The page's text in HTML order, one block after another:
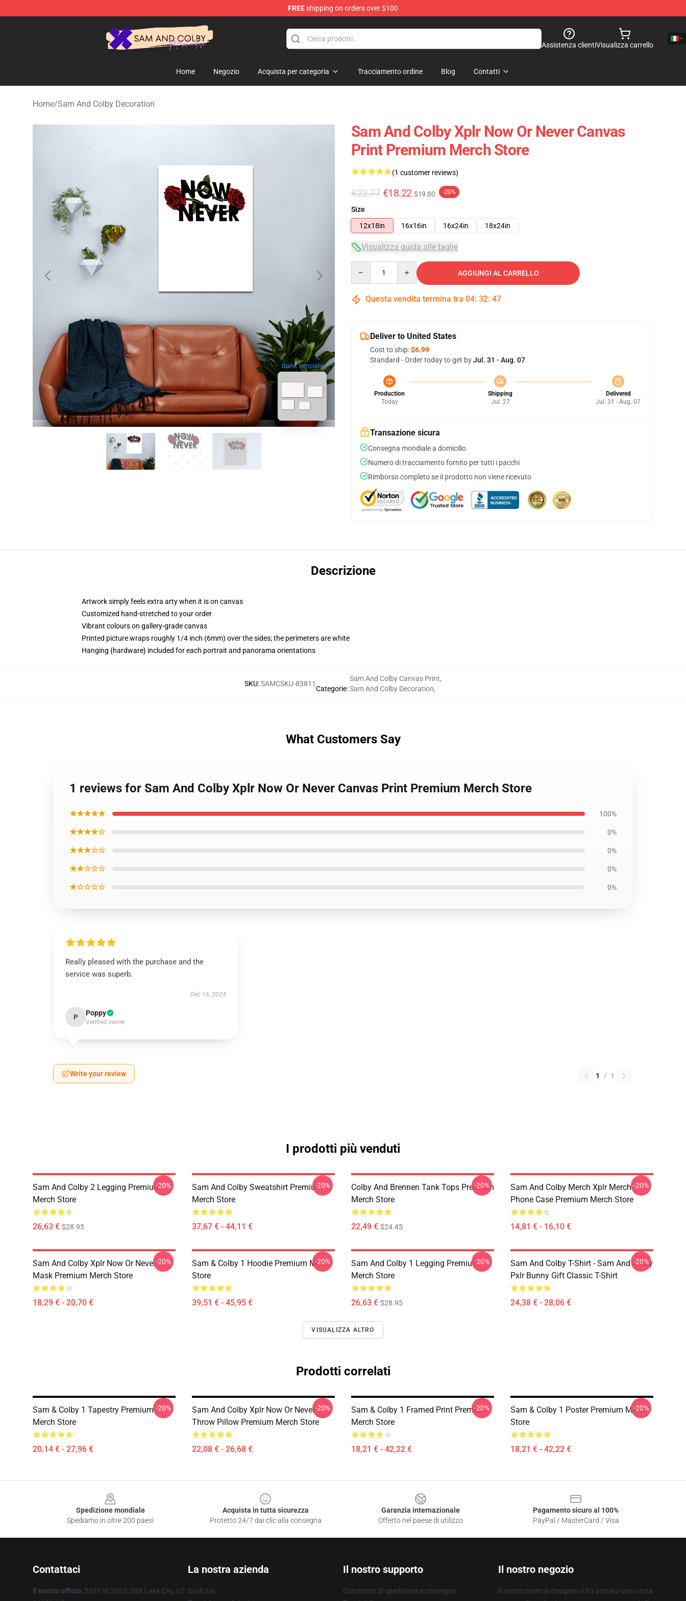
FREEshipping on orders over $100
Sam And Colby Shop - Official Sam And Colby Merchandise Store
Assistenza clientiVisualizza carrello
Home Negozio Acquista per categoria Tracciamento ordine Blog Contatti
Home/Sam And Colby Decoration
blank template
Sam And Colby Xplr Now Or Never Canvas
Print Premium Merch Store
(1 customer reviews)
€22.77 €18.22 $19.80 -20%
Size
12x18in
16x16in 16x24in 18x24in
Visualizza guida alle taglie
AGGIUNGI AL CARRELLO
Questa vendita termina tra 04: 32: 46
Deliver to United States
Cost to ship:$6.99
Standard - Order today to get byJul. 31 - Aug. 07
Production
Today
Shipping
Jul. 27
Delivered
Jul. 31 - Aug. 07
Transazione sicura
Consegna mondiale a domicilio
Numero di tracciamento fornito per tutti i pacchi
Rimborso completo se il prodotto non viene ricevuto
Descrizione
Artwork simply feels extra arty when it is on canvas
Customized hand-stretched to your order
Vibrant colours on gallery-grade canvas
Printed picture wraps roughly 1/4 inch (6mm) over the sides; the perimeters are white
Hanging {hardware} included for each portrait and panorama orientations
SKU:SAMCSKU-83811
Categorie:
Sam And Colby Canvas Print,
Sam And Colby Decoration,
What Customers Say
1 reviews for Sam And Colby Xplr Now Or Never Canvas Print Premium Merch Store
★★★★★ 100%
★★★★☆ 0%
★★★☆☆ 0%
★★☆☆☆ 0%
★☆☆☆☆ 0%
Really pleased with the purchase and the
service was superb.
Dec 16, 2024
P Poppy
Verified owner
Write your review 1 / 1
I prodotti più venduti
Sam And Colby 2 Legging Premium
Merch Store
26,63 € $28.95
-20%
Sam And Colby Sweatshirt Premium
Merch Store
37,67 € - 44,11 €
-20%
Colby And Brennen Tank Tops Premium
Merch Store
22,49 € $24.45
-20%
Sam And Colby Merch Xplr Merch
Phone Case Premium Merch Store
14,81 € - 16,10 €
-20%
Sam And Colby Xplr Now Or Never
Mask Premium Merch Store
18,29 € - 20,70 €
-20%
Sam & Colby 1 Hoodie Premium Merch
Store
39,51 € - 45,95 €
-20%
Sam And Colby 1 Legging Premium
Merch Store
26,63 € $28.95
-20%
Sam And Colby T-Shirt - Sam And Colby
Pxlr Bunny Gift Classic T-Shirt
24,38 € - 28,06 €
-20%
VISUALIZZA ALTRO
Prodotti correlati
Sam & Colby 1 Tapestry Premium
Merch Store
20,14 € - 27,96 €
-20%
Sam And Colby Xplr Now Or Never
Throw Pillow Premium Merch Store
22,08 € - 26,68 €
-20%
Sam & Colby 1 Framed Print Premium
Merch Store
18,21 € - 42,22 €
-20%
Sam & Colby 1 Poster Premium Merch
Store
18,21 € - 42,22 €
-20%
Spedizione mondiale
Spediamo in oltre 200 paesi
Acquista in tutta sicurezza
Protetto 24/7 dai clic alla consegna
Garanzia internazionale
Offerto nel paese di utilizzo
Pagamento sicuro al 100%
PayPal / MasterCard / Visa
Contattaci
Il nostro ufficio: 5307 W 200 S, Salt Lake City, UT
La nostra azienda
Su di noi
Il nostro supporto
Condizioni di spedizione e consegna
Il nostro negozio
Il nostro team di designer vi ha portato una vasta